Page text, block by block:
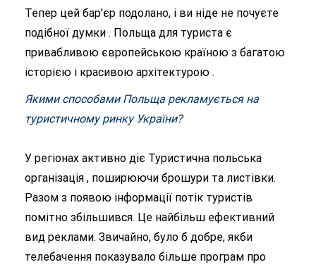
Тепер цей бар’єр подолано, і ви ніде не почуєте
подібної думки . Польща для туриста є
привабливою європейською країною з багатою
історією і красивою архітектурою .
Якими способами Польща рекламується на
туристичному ринку України?
У регіонах активно діє Туристична польська
організація , поширюючи брошури та листівки.
Разом з появою інформації потік туристів
помітно збільшився. Це найбільш ефективний
вид реклами. Звичайно, було б добре, якби
телебачення показувало більше програм про